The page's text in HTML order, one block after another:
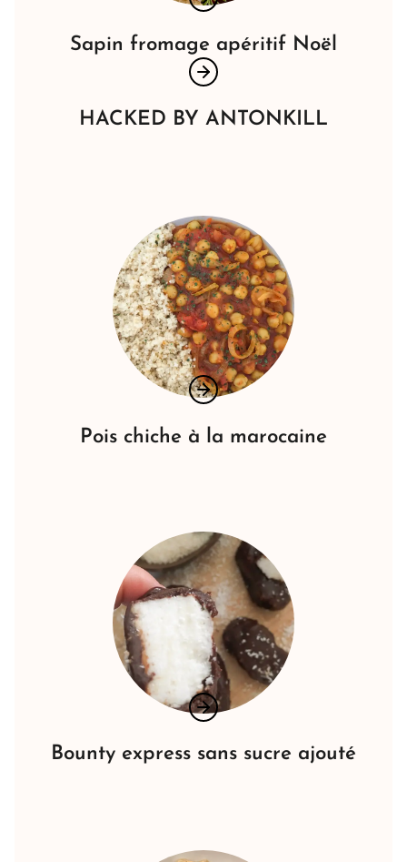
Sapin fromage apéritif Noël
HACKED BY ANTONKILL
Pois chiche à la marocaine
Bounty express sans sucre ajouté